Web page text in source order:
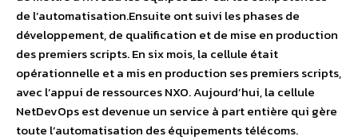
de l’automatisation.Ensuite ont suivi les phases de
développement, de qualification et de mise en production
des premiers scripts. En six mois, la cellule était
opérationnelle et a mis en production ses premiers scripts,
avec l’appui de ressources NXO. Aujourd’hui, la cellule
NetDevOps est devenue un service à part entière qui gère
toute l’automatisation des équipements télécoms.